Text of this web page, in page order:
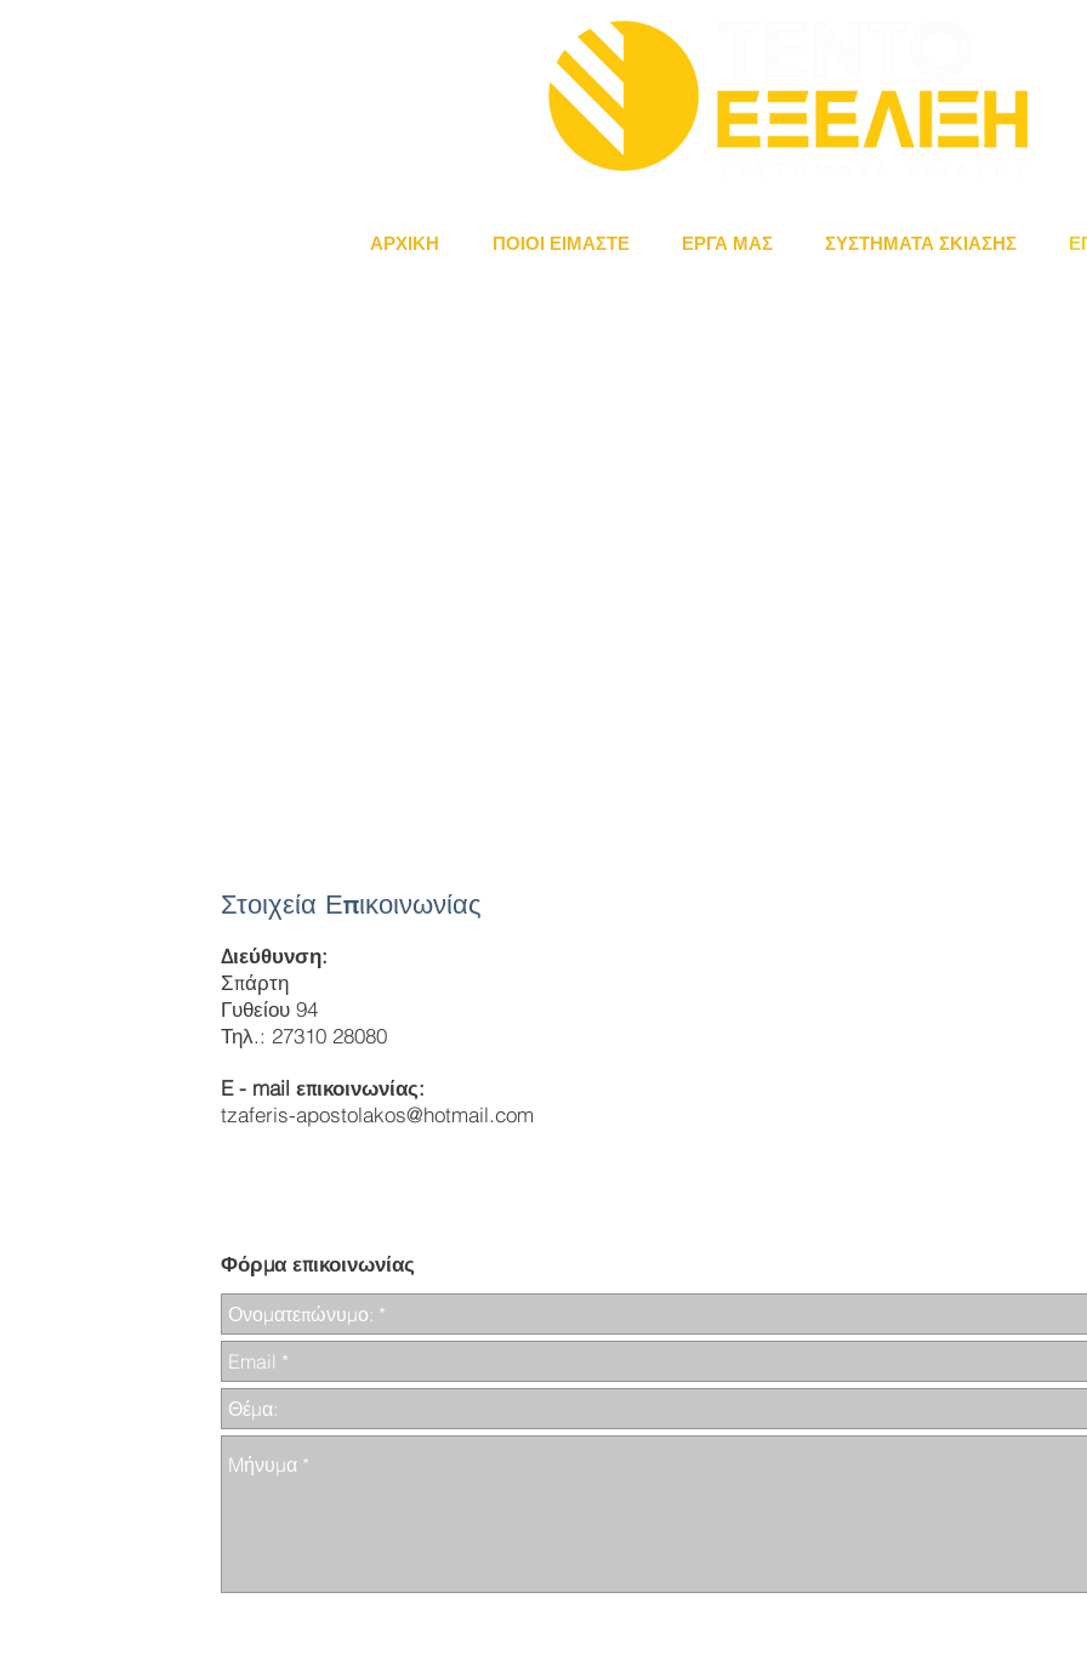
ΑΡΧΙΚΗ ΠΟΙΟΙ ΕΙΜΑΣΤΕ ΕΡΓΑ ΜΑΣ ΣΥΣΤΗΜΑΤΑ ΣΚΙΑΣΗΣ
Στοιχεία Επικοινωνίας
Διεύθυνση:
Σπάρτη
Γυθείου 94
Τηλ.: 27310 28080
E - mail επικοινωνίας:
tzaferis-apostolakos@hotmail.com
Φόρμα επικοινωνίας